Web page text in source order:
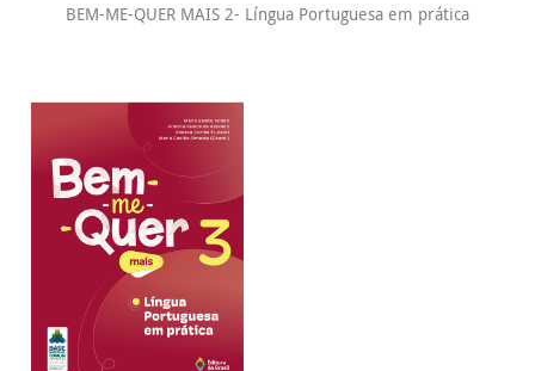
BEM-ME-QUER MAIS 2- Língua Portuguesa em prática